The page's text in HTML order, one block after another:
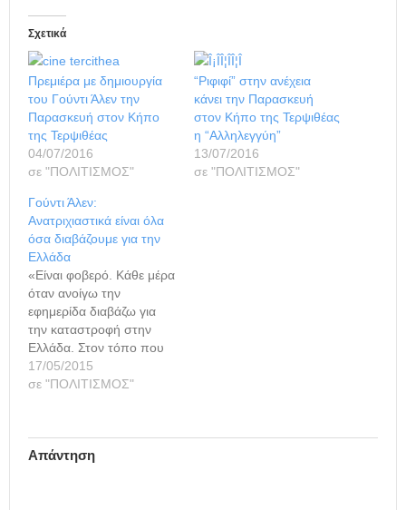
Σχετικά
Πρεμιέρα με δημιουργία
του Γούντι Άλεν την
Παρασκευή στον Κήπο
της Τερψιθέας
04/07/2016
σε "ΠΟΛΙΤΙΣΜΟΣ"
“Ριφιφί” στην ανέχεια
κάνει την Παρασκευή
στον Κήπο της Τερψιθέας
η “Αλληλεγγύη”
13/07/2016
σε "ΠΟΛΙΤΙΣΜΟΣ"
Γούντι Άλεν:
Ανατριχιαστικά είναι όλα
όσα διαβάζουμε για την
Ελλάδα
«Είναι φοβερό. Κάθε μέρα
όταν ανοίγω την
εφημερίδα διαβάζω για
την καταστροφή στην
Ελλάδα. Στον τόπο που
γεννήθηκαν η τραγωδία,
η φιλοσοφία, οι επιστήμες
θα φύγει από την
Ευρώπη και το ευρώ. Οτι
17/05/2015
σε "ΠΟΛΙΤΙΣΜΟΣ"
Απάντηση